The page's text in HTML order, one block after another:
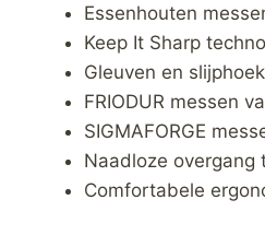
Essenhouten
Keep It Sharp
Gleuven en
FRIODUR messen
SIGMAFORGE
Naadloze overgang
Comfortabele